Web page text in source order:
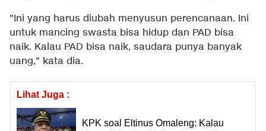
"Ini yang harus diubah menyusun perencanaan. Ini
untuk mancing swasta bisa hidup dan PAD bisa
naik. Kalau PAD bisa naik, saudara punya banyak
uang," kata dia.
Lihat Juga :
KPK soal Eltinus Omaleng: Kalau